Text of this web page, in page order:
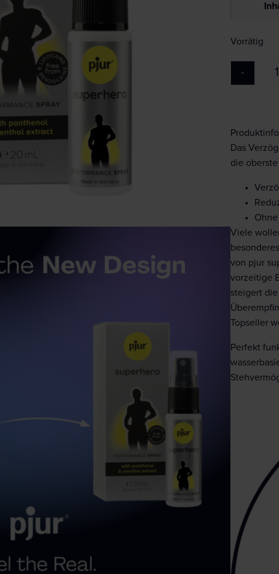
Vorrätig
-
Das
die
Viele
von pjur
vorzeitige
steigert
Topseller
Perfekt